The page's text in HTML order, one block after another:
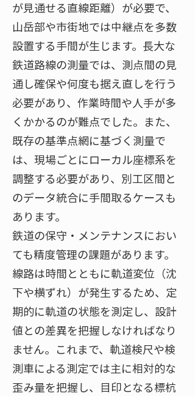
が見通せる直線距離）が必要で、
山岳部や市街地では中継点を多数
設置する手間が生じます。長大な
鉄道路線の測量では、測点間の見
通し確保や何度も据え直しを行う
必要があり、作業時間や人手が多
くかかるのが難点でした。また、
既存の基準点網に基づく測量で
は、現場ごとにローカル座標系を
調整する必要があり、別工区間と
のデータ統合に手間取るケースも
あります。
鉄道の保守・メンテナンスにおい
ても精度管理の課題があります。
線路は時間とともに軌道変位（沈
下や横ずれ）が発生するため、定
期的に軌道の状態を測定し、設計
値との差異を把握しなければなり
ません。これまで、軌道検尺や検
測車による測定では主に相対的な
歪み量を把握し、目印となる標杭